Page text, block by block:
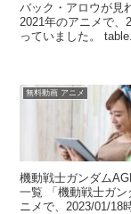
バック・アロウが見
2021年のアニメで、
っていました。
無料動画 アニメ
機動戦士ガンダム
一覧 「機動戦士ガ
ニメで、2023/01/18